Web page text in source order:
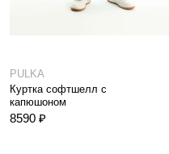
PULKA
Куртка софтшелл с
капюшоном
8590 ₽